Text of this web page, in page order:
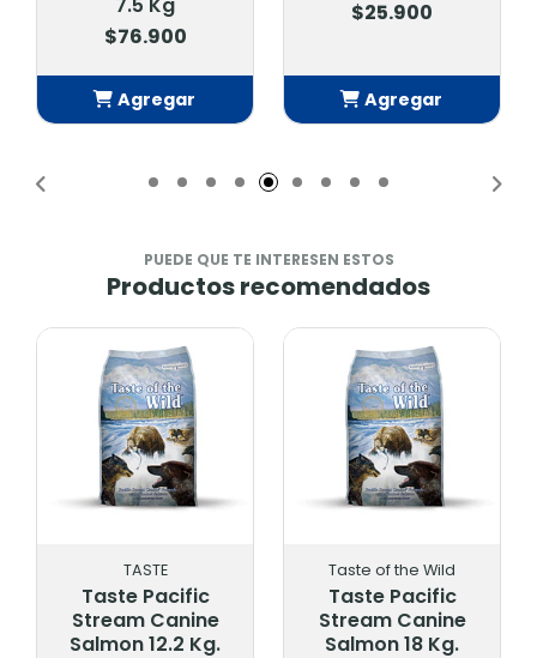
7.5 Kg
$76.900
Agregar
$25.900
Agregar
PUEDE QUE TE INTERESEN ESTOS
Productos recomendados
TASTE
Taste Pacific
Stream Canine
Salmon 12.2 Kg.
Taste of the Wild
Taste Pacific
Stream Canine
Salmon 18 Kg.